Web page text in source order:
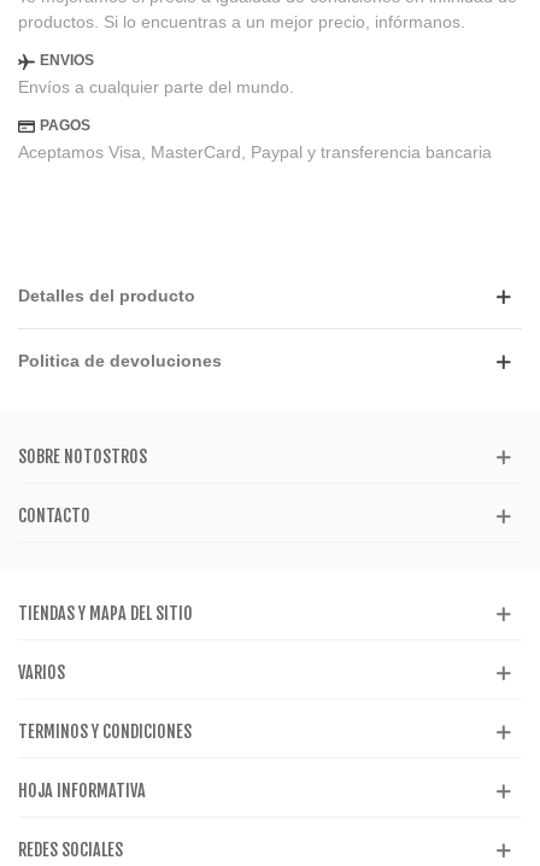
productos. Si lo encuentras a un mejor precio, infórmanos.
ENVIOS
Envíos a cualquier parte del mundo.
PAGOS
Aceptamos Visa, MasterCard, Paypal y transferencia bancaria
Detalles del producto
Politica de devoluciones
SOBRE NOTOSTROS
CONTACTO
TIENDAS Y MAPA DEL SITIO
VARIOS
TERMINOS Y CONDICIONES
HOJA INFORMATIVA
REDES SOCIALES